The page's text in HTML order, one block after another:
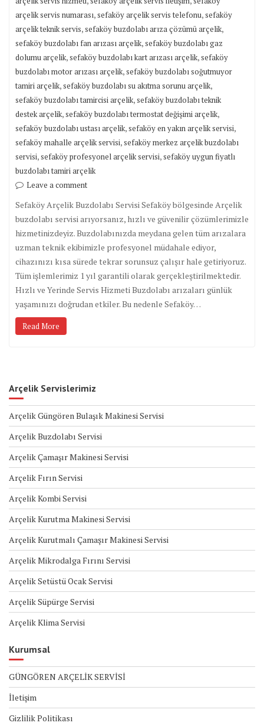
arçelik servis numarası,sefaköy arçelik servis telefonu,sefaköy
arçelik teknik servis,sefaköy buzdolabı arıza çözümü arçelik,
sefaköy buzdolabı fan arızası arçelik,sefaköy buzdolabı gaz
dolumu arçelik,sefaköy buzdolabı kart arızası arçelik,sefaköy
buzdolabı motor arızası arçelik,sefaköy buzdolabı soğutmuyor
tamiri arçelik,sefaköy buzdolabı su akıtma sorunu arçelik,
sefaköy buzdolabı tamircisi arçelik,sefaköy buzdolabı teknik
destek arçelik,sefaköy buzdolabı termostat değişimi arçelik,
sefaköy buzdolabı ustası arçelik,sefaköy en yakın arçelik servisi,
sefaköy mahalle arçelik servisi,sefaköy merkez arçelik buzdolabı
servisi,sefaköy profesyonel arçelik servisi,sefaköy uygun fiyatlı
buzdolabı tamiri arçelik
Leave a comment
Sefaköy Arçelik Buzdolabı Servisi Sefaköy bölgesinde Arçelik
buzdolabı servisi arıyorsanız, hızlı ve güvenilir çözümlerimizle
hizmetinizdeyiz. Buzdolabınızda meydana gelen tüm arızalara
uzman teknik ekibimizle profesyonel müdahale ediyor,
cihazınızı kısa sürede tekrar sorunsuz çalışır hale getiriyoruz.
Tüm işlemlerimiz 1 yıl garantili olarak gerçekleştirilmektedir.
Hızlı ve Yerinde Servis Hizmeti Buzdolabı arızaları günlük
yaşamınızı doğrudan etkiler. Bu nedenle Sefaköy…
Read More
Arçelik Servislerimiz
Arçelik Güngören Bulaşık Makinesi Servisi
Arçelik Buzdolabı Servisi
Arçelik Çamaşır Makinesi Servisi
Arçelik Fırın Servisi
Arçelik Kombi Servisi
Arçelik Kurutma Makinesi Servisi
Arçelik Kurutmalı Çamaşır Makinesi Servisi
Arçelik Mikrodalga Fırını Servisi
Arçelik Setüstü Ocak Servisi
Arçelik Süpürge Servisi
Arçelik Klima Servisi
Kurumsal
GÜNGÖREN ARÇELİK SERVİSİ
İletişim
Gizlilik Politikası